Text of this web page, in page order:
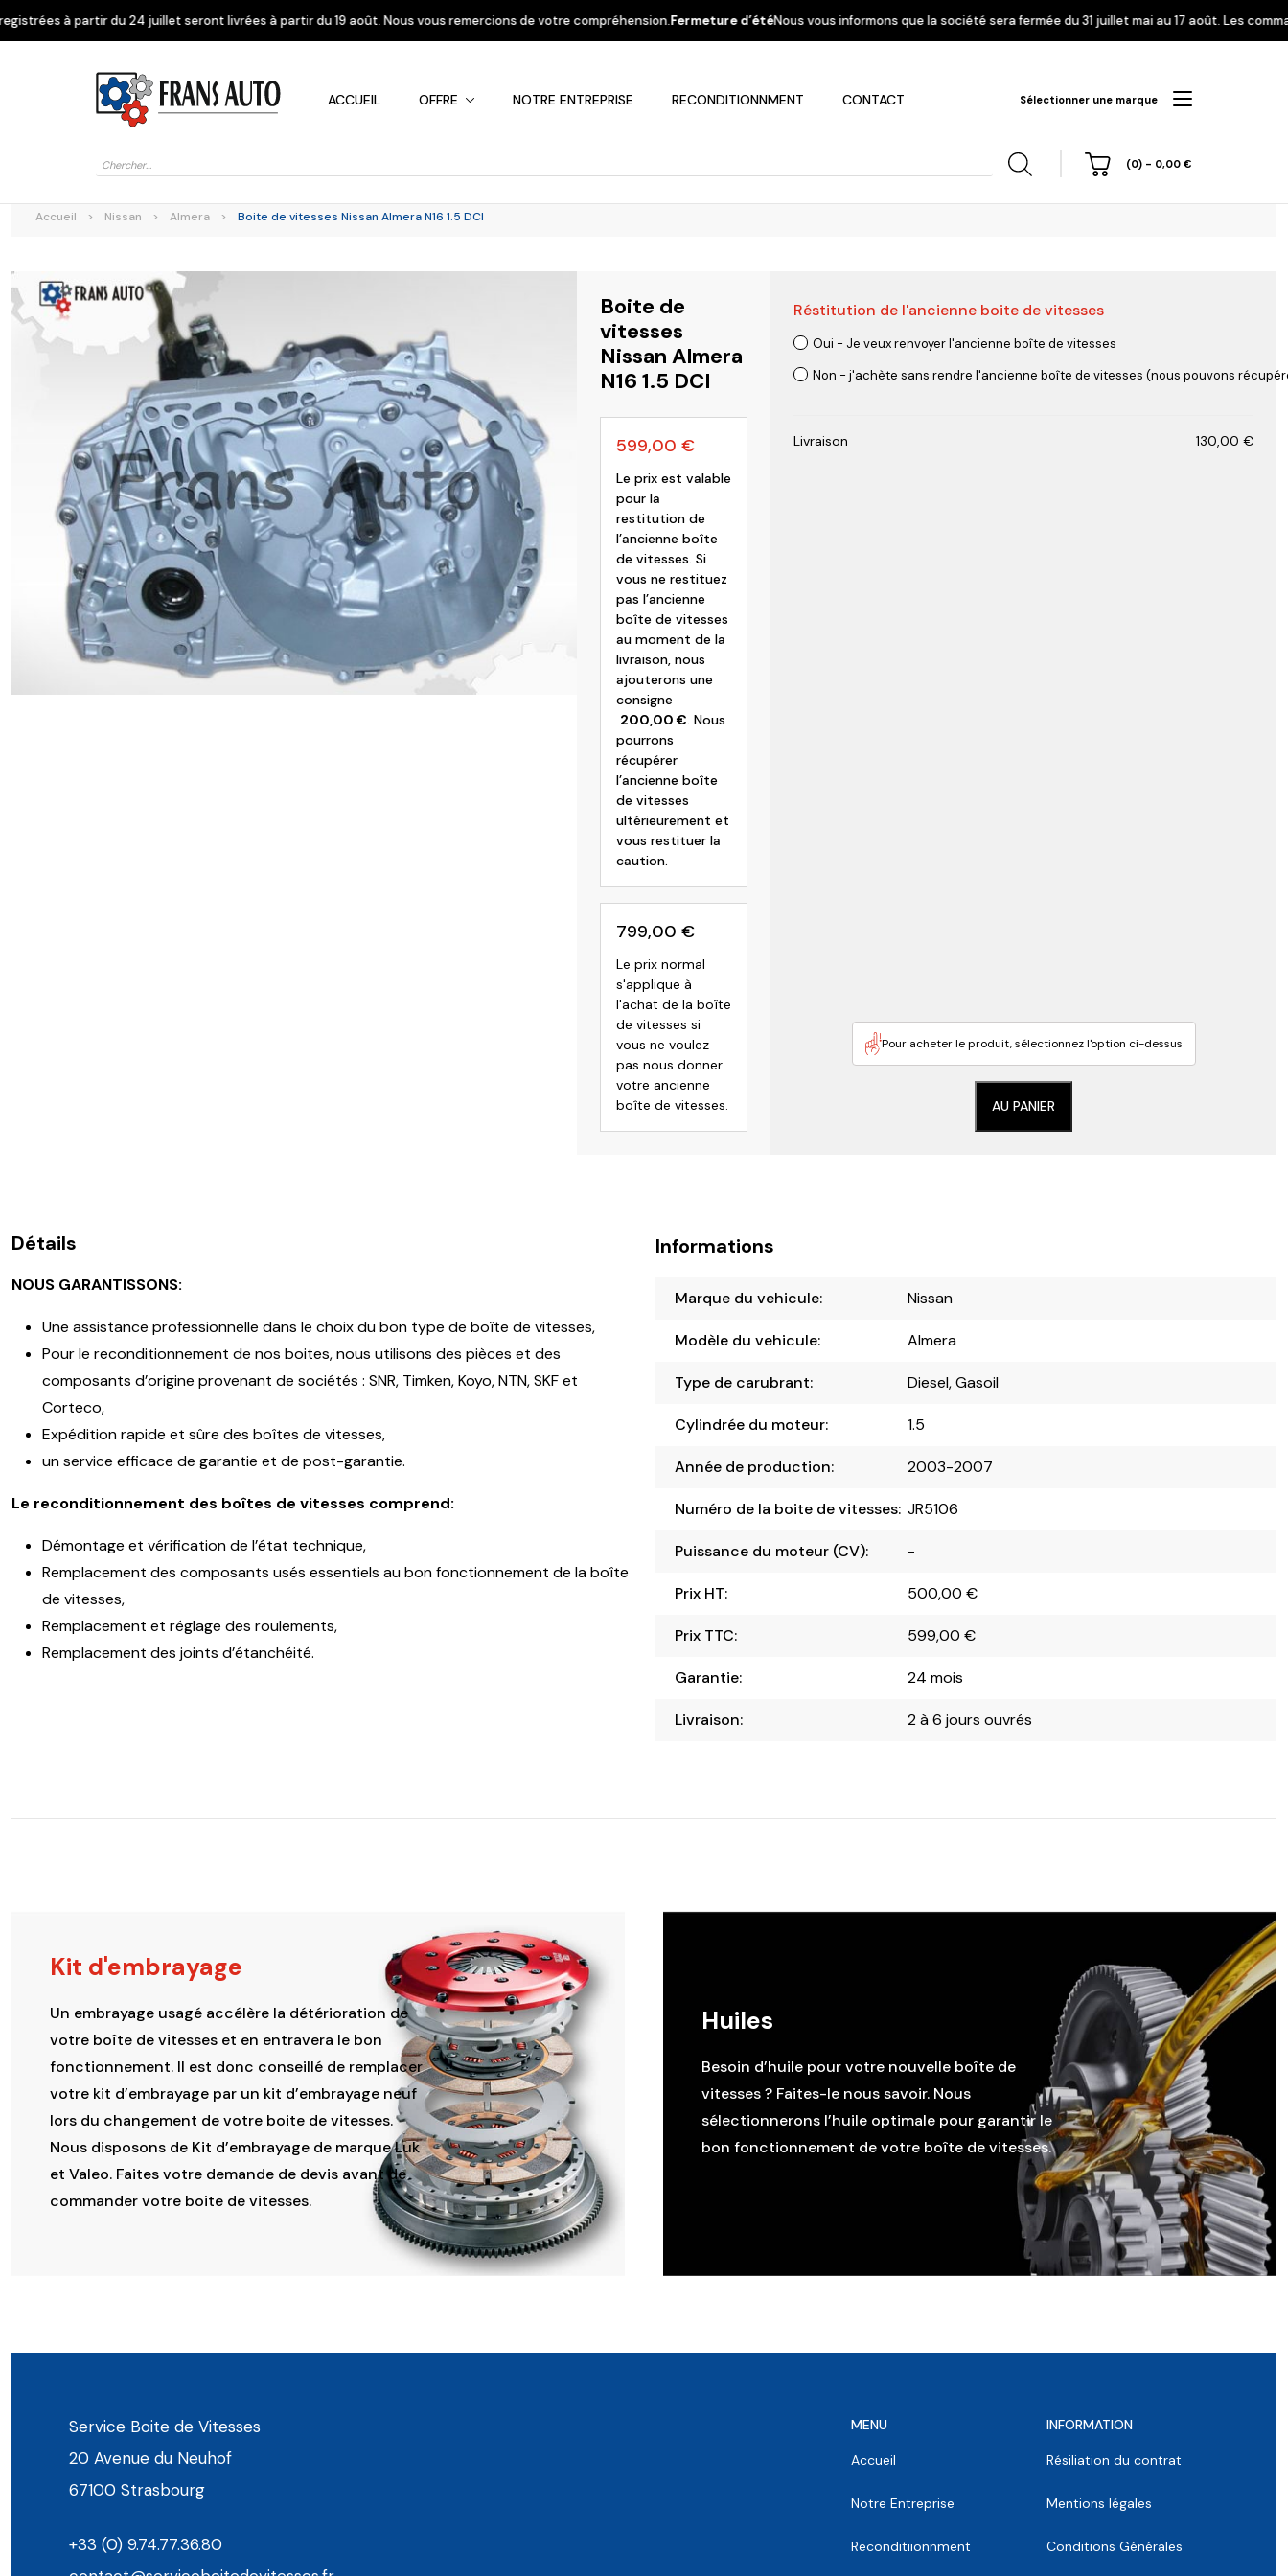
partir du 24 juillet seront livrées à partir du 19 août. Nous vous remercions de votre compréhension.Fermeture d’étéNous vous informons que la société sera fermée du 31 juillet mai au 17 août. Les commandes
ACCUEIL OFFRE NOTRE ENTREPRISE RECONDITIONNMENT CONTACT
Recherche
produits
(0) - 0,00 €
Sélectionner une marque
Alfa Romeo Kia Mitsubishi Nissan Opel Peugeot
Renault Suzuki Toyota Volvo
Accueil > Nissan > Almera > Boite de vitesses Nissan Almera N16 1.5 DCI
Boite de
vitesses
Nissan Almera
N16 1.5 DCI
599,00 €
Le prix est valable
pour la
restitution de
l’ancienne boîte
de vitesses. Si
vous ne restituez
pas l’ancienne
boîte de vitesses
au moment de la
livraison, nous
ajouterons une
consigne
200,00 €. Nous
pourrons
récupérer
l’ancienne boîte
de vitesses
ultérieurement et
vous restituer la
caution.
799,00 €
Le prix normal
s'applique à
l'achat de la boîte
de vitesses si
vous ne voulez
pas nous donner
votre ancienne
boîte de vitesses.
Réstitution de l'ancienne boite de vitesses
Oui - Je veux renvoyer l'ancienne boîte de vitesses
Non - j'achète sans rendre l'ancienne boîte de vitesses (nous pouvons
Livraison 130,00 €
Pour acheter le produit, sélectionnez l'option ci-dessus
AU PANIER
Détails
NOUS GARANTISSONS:
Une assistance professionnelle dans le choix du bon type de boîte de vitesses,
Pour le reconditionnement de nos boites, nous utilisons des pièces et des
composants d’origine provenant de sociétés : SNR, Timken, Koyo, NTN, SKF et
Corteco,
Expédition rapide et sûre des boîtes de vitesses,
un service efficace de garantie et de post-garantie.
Le reconditionnement des boîtes de vitesses comprend:
Démontage et vérification de l’état technique,
Remplacement des composants usés essentiels au bon fonctionnement de la boîte
de vitesses,
Remplacement et réglage des roulements,
Remplacement des joints d’étanchéité.
Informations
Marque du vehicule: Nissan
Modèle du vehicule: Almera
Type de carubrant: Diesel, Gasoil
Cylindrée du moteur: 1.5
Année de production: 2003-2007
Numéro de la boite de vitesses: JR5106
Puissance du moteur (CV): -
Prix HT: 500,00€
Prix TTC: 599,00€
Garantie: 24 mois
Livraison: 2 à 6 jours ouvrés
Kit d'embrayage
Un embrayage usagé accélère la détérioration de
votre boîte de vitesses et en entravera le bon
fonctionnement. Il est donc conseillé de remplacer
votre kit d’embrayage par un kit d’embrayage neuf
lors du changement de votre boite de vitesses.
Nous disposons de Kit d’embrayage de marque Luk
et Valeo. Faites votre demande de devis avant de
commander votre boite de vitesses.
Huiles
Besoin d’huile pour votre nouvelle boîte de
vitesses ? Faites-le nous savoir. Nous
sélectionnerons l’huile optimale pour garantir le
bon fonctionnement de votre boîte de vitesses.
Service Boite de Vitesses
20 Avenue du Neuhof
67100 Strasbourg
+33 (0) 9.74.77.36.80
MENU
Accueil
Notre Entreprise
Reconditiionnment
INFORMATION
Résiliation du contrat
Mentions légales
Conditions Générales